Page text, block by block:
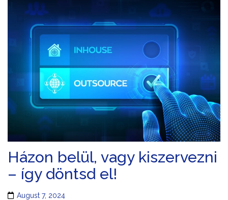
Házon belül, vagy kiszervezni
– így döntsd el!
August 7, 2024